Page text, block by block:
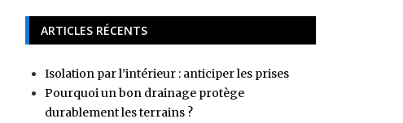
ARTICLES RÉCENTS
Isolation par l’intérieur : anticiper les prises
Pourquoi un bon drainage protège
durablement les terrains ?